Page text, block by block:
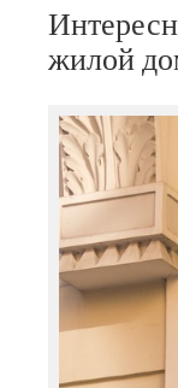
жилой